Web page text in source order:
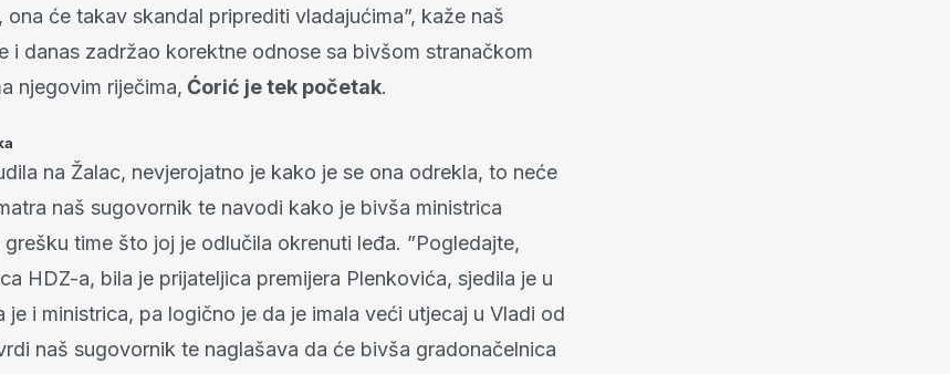
ona će takav skandal priprediti vladajućima”, kaže naš
i danas zadržao korektne odnose sa bivšom stranačkom
njegovim riječima, Ćorić je tek početak.
na Žalac, nevjerojatno je kako je se ona odrekla, to neće
naš sugovornik te navodi kako je bivša ministrica
time što joj je odlučila okrenuti leđa. ”Pogledajte,
HDZ-a, bila je prijateljica premijera Plenkovića, sjedila je u
je i ministrica, pa logično je da je imala veći utjecaj u Vladi od
naš sugovornik te naglašava da će bivša gradonačelnica